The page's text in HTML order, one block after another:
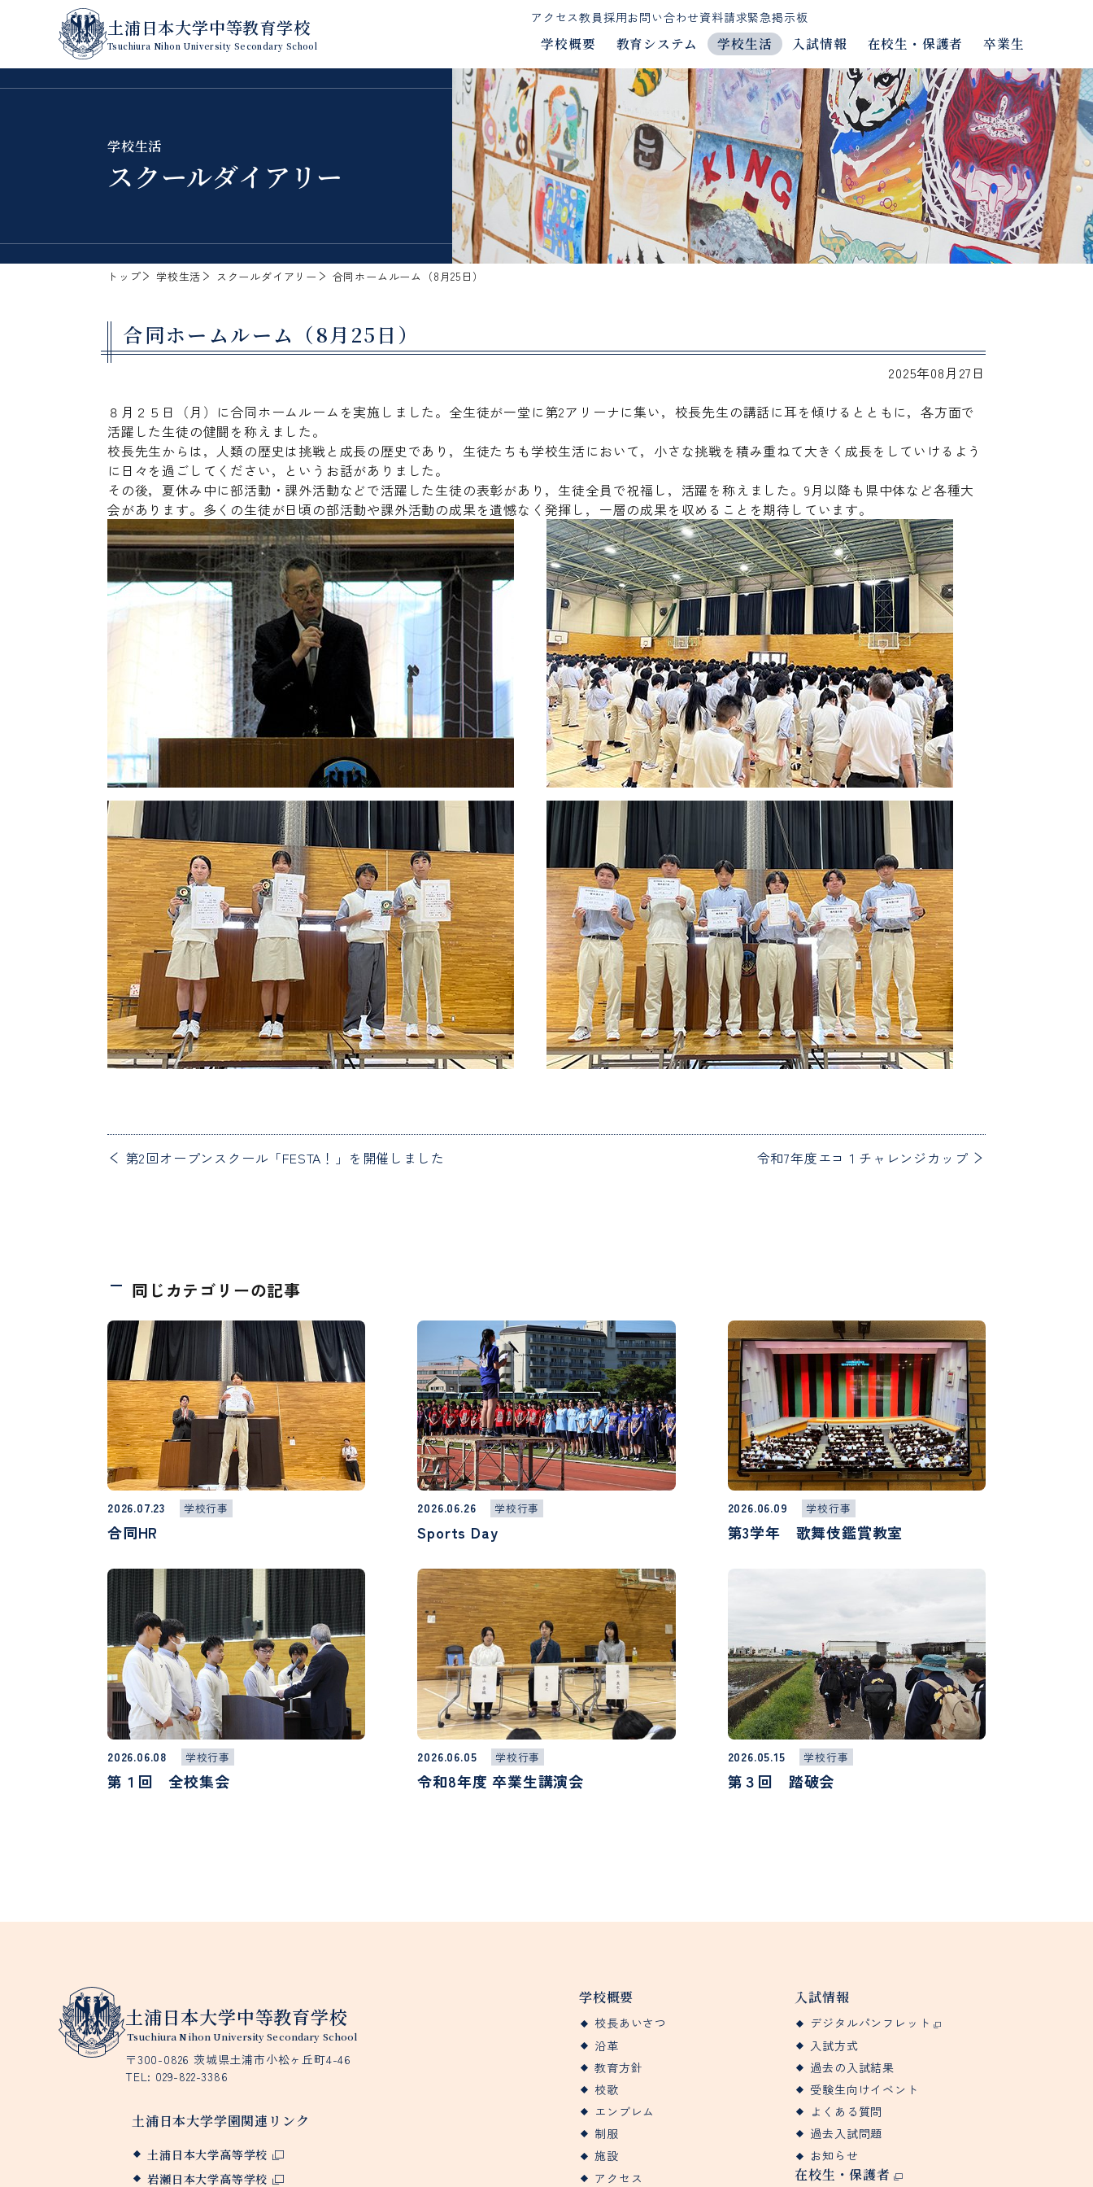
土浦日本大学中等教育学校
Tsuchiura Nihon University Secondary School
アクセス教員採用お問い合わせ資料請求緊急掲示板
学校概要 教育システム 学校生活 入試情報 在校生・保護者 卒業生
学校生活
スクールダイアリー
トップ 学校生活 スクールダイアリー 合同ホームルーム（8月25日）
合同ホームルーム（8月25日）
2025年08月27日
８月２５日（月）に合同ホームルームを実施しました。全生徒が一堂に第2アリーナに集い，校長先生の講話に耳を傾けるとともに，各方面で
活躍した生徒の健闘を称えました。
校長先生からは，人類の歴史は挑戦と成長の歴史であり，生徒たちも学校生活において，小さな挑戦を積み重ねて大きく成長をしていけるよう
に日々を過ごしてください，というお話がありました。
その後，夏休み中に部活動・課外活動などで活躍した生徒の表彰があり，生徒全員で祝福し，活躍を称えました。9月以降も県中体など各種大
会があります。多くの生徒が日頃の部活動や課外活動の成果を遺憾なく発揮し，一層の成果を収めることを期待しています。
第2回オープンスクール「FESTA！」を開催しました 令和7年度エコ１チャレンジカップ
同じカテゴリーの記事
2026.07.23 学校行事
合同HR
2026.06.26 学校行事
Sports Day
2026.06.09 学校行事
第3学年 歌舞伎鑑賞教室
2026.06.08 学校行事
第１回 全校集会
2026.06.05 学校行事
令和8年度 卒業生講演会
2026.05.15 学校行事
第３回 踏破会
土浦日本大学中等教育学校
Tsuchiura Nihon University Secondary School
〒300-0826 茨城県土浦市小松ヶ丘町4-46
TEL: 029-822-3386
学校概要
校長あいさつ
沿革
教育方針
校歌
エンブレム
制服
施設
アクセス
入試情報
デジタルパンフレット
入試方式
過去の入試結果
受験生向けイベント
よくある質問
過去入試問題
お知らせ
在校生・保護者
土浦日本大学学園関連リンク
土浦日本大学高等学校
岩瀬日本大学高等学校